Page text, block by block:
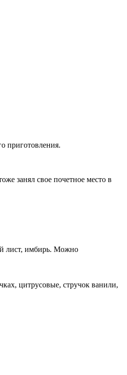
приготовления.
занял свое почетное место в
лист, имбирь. Можно
цитрусовые, стручок ванили,